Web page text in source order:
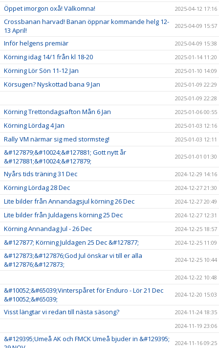
Öppet imorgon oxå! Välkomna! 2025-04-12 17:16
Crossbanan harvad! Banan öppnar kommande helg 12-
13 April!
2025-04-09 15:57
Inför helgens premiär 2025-04-09 15:38
Körning idag 14/1 från kl 18-20 2025-01-14 11:20
Körning Lör Sön 11-12 Jan 2025-01-10 14:09
Körsugen? Nyskottad bana 9 Jan
2025-01-09 22:29
2025-01-09 22:28
Körning Trettondagsafton Mån 6 Jan 2025-01-06 00:55
Körning Lördag 4 Jan 2025-01-03 12:16
Rally VM närmar sig med stormsteg! 2025-01-03 12:11
&#127879;&#10024;&#127881; Gott nytt år
&#127881;&#10024;&#127879;
2025-01-01 01:30
Nyårs tids träning 31 Dec 2024-12-29 14:16
Körning Lördag 28 Dec 2024-12-27 21:30
Lite bilder från Annandagsjul körning 26 Dec 2024-12-27 20:49
Lite bilder från Juldagens körning 25 Dec 2024-12-27 12:31
Körning Annandag Jul - 26 Dec 2024-12-25 18:57
&#127877; Körning Juldagen 25 Dec &#127877; 2024-12-25 11:09
&#127873;&#127876;God Jul önskar vi till er alla
&#127876;&#127873;
2024-12-25 10:44
2024-12-22 10:48
&#10052;&#65039;Vinterspåret för Enduro - Lör 21 Dec
&#10052;&#65039;
2024-12-20 15:03
Visst längtar vi redan till nästa säsong?
2024-11-24 18:35
2024-11-19 23:06
&#129395;Umeå AK och FMCK Umeå bjuder in &#129395;
2024-11-16 09:25